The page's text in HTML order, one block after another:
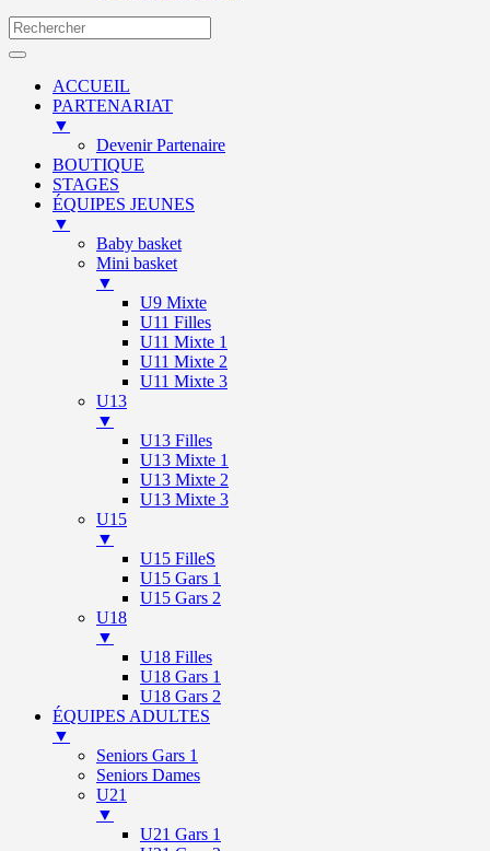
ACCUEIL
PARTENARIAT
▼
Devenir Partenaire
BOUTIQUE
STAGES
ÉQUIPES JEUNES
▼
Baby basket
Mini basket
▼
U9 Mixte
U11 Filles
U11 Mixte 1
U11 Mixte 2
U11 Mixte 3
U13
▼
U13 Filles
U13 Mixte 1
U13 Mixte 2
U13 Mixte 3
U15
▼
U15 FilleS
U15 Gars 1
U15 Gars 2
U18
▼
U18 Filles
U18 Gars 1
U18 Gars 2
ÉQUIPES ADULTES
▼
Seniors Gars 1
Seniors Dames
U21
▼
U21 Gars 1